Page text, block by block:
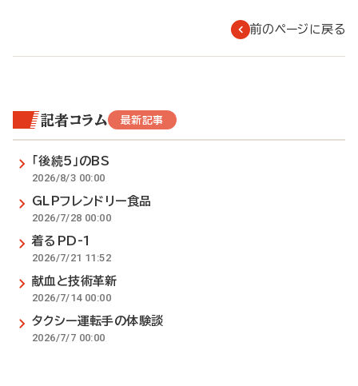
前のページに戻る
記者コラム 最新記事
「後続5」のBS
2026/8/3 00:00
GLPフレンドリー食品
2026/7/28 00:00
着るPD-1
2026/7/21 11:52
献血と技術革新
2026/7/14 00:00
タクシー運転手の体験談
2026/7/7 00:00